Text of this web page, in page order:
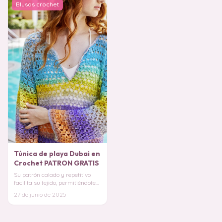
Blusas crochet
Túnica de playa Dubai en
Crochet PATRON GRATIS
Su patrón calado y repetitivo
facilita su tejido, permitiéndote
complicacion
27 de junio de 2025